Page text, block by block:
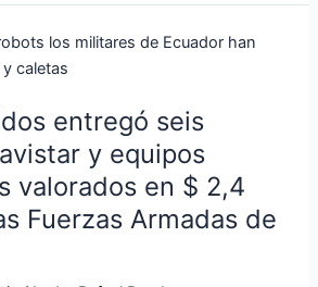
entregó seis
y equipos
valorados en $ 2,4
Fuerzas Armadas de